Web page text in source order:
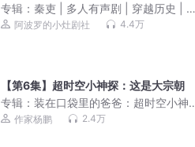
专辑： 秦吏 | 多人有声剧 | 穿越历史 | 秦
朝 阿波罗的小灶剧社 4.4万
【第6集】超时空小神探：这是大宗朝
专辑：装在口袋里的爸爸：超时空小神
探|侦探冒险
作家杨鹏 2.4万